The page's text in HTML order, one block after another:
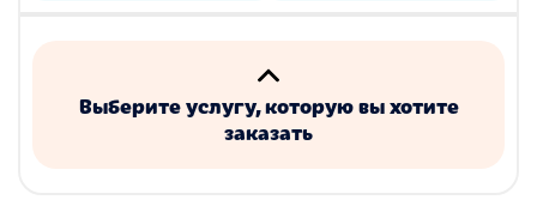
Выберите услугу, которую вы хотите
заказать